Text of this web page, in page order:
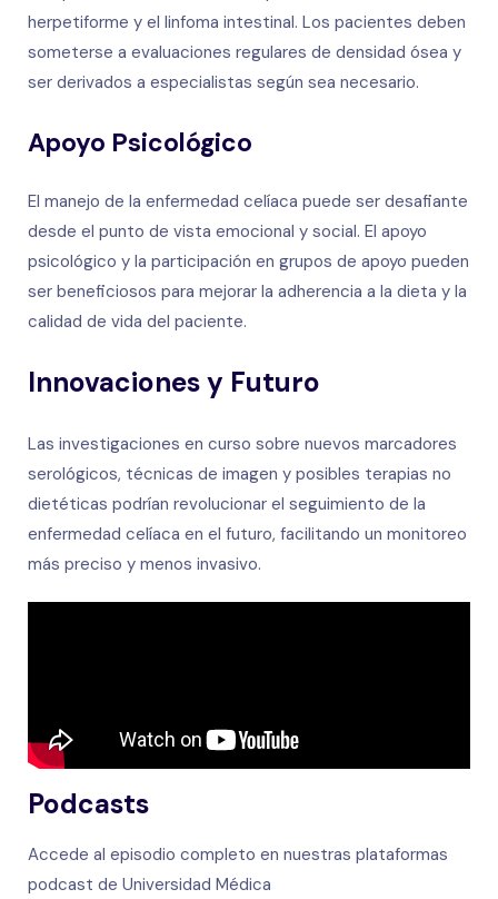
herpetiforme y el linfoma intestinal. Los pacientes deben
someterse a evaluaciones regulares de densidad ósea y
ser derivados a especialistas según sea necesario.
Apoyo Psicológico
El manejo de la enfermedad celíaca puede ser desafiante
desde el punto de vista emocional y social. El apoyo
psicológico y la participación en grupos de apoyo pueden
ser beneficiosos para mejorar la adherencia a la dieta y la
calidad de vida del paciente.
Innovaciones y Futuro
Las investigaciones en curso sobre nuevos marcadores
serológicos, técnicas de imagen y posibles terapias no
dietéticas podrían revolucionar el seguimiento de la
enfermedad celíaca en el futuro, facilitando un monitoreo
más preciso y menos invasivo.
Podcasts
Accede al episodio completo en nuestras plataformas
podcast de Universidad Médica